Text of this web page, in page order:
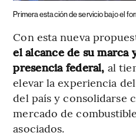
Primera estación de servicio bajo el
Con esta nueva
el alcance de su marca
presencia federal, al
elevar la experiencia
del país y consolidarse
mercado de
asociados.